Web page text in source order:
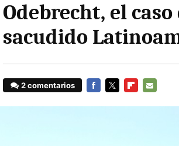
Odebrecht, el
sacudido
2 comentarios